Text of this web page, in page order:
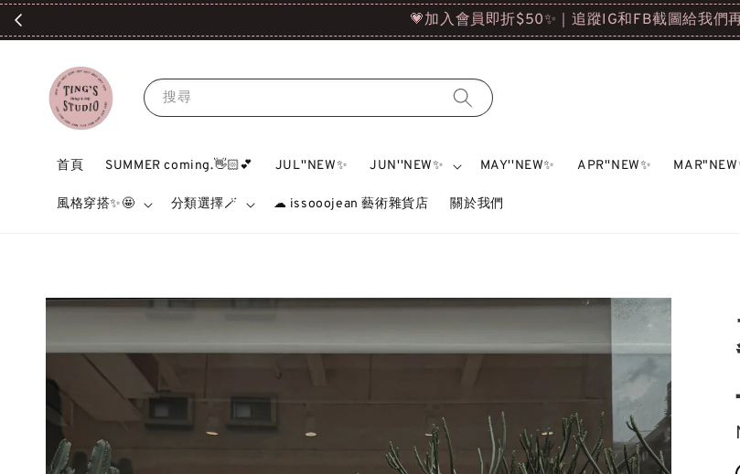
💗加入會員即折$50✨｜追蹤IG和FB截圖給我們
搜尋
首頁 SUMMER coming.👋🏻💕 JUL''NEW✨ JUN''NEW✨ MAY''NEW✨ APR''NEW✨
風格穿搭✨🤩 分類選擇🪄 ☁ issooojean 藝術雜貨店 關於我們